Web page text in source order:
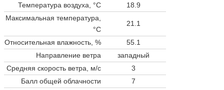
Температура воздуха, °C
18.9
Максимальная температура,
°C
21.1
Относительная влажность, %
55.1
Направление ветра
западный
Средняя скорость ветра, м/с
3
Балл общей облачности
7